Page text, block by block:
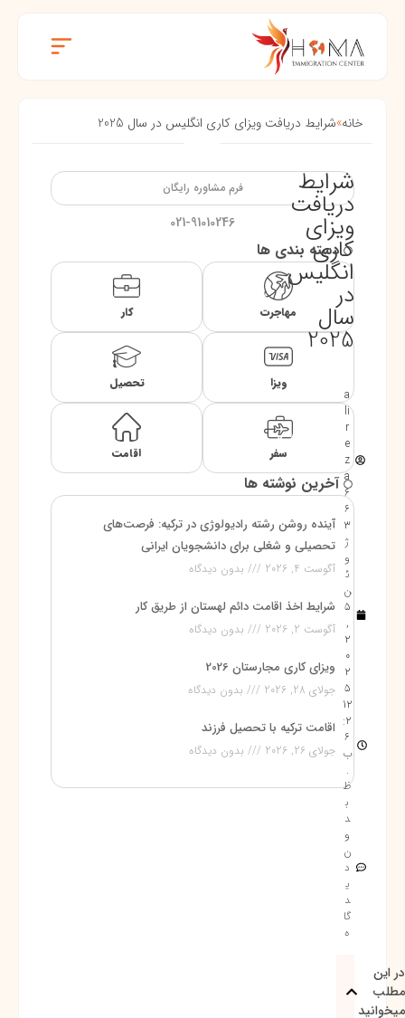
خانه»شرایط دریافت ویزای کاری انگلیس در سال 2025
شرایط
دریافت
ویزای
کاری
انگلیس
در
سال
2025
a
li
r
e
z
a
6
6
3
ژ
و
ئ
ن
5
,
2
0
2
5
12
:2
6
ب
.
ظ
ب
د
و
ن
د
ی
د
گا
ه
در این
مطلب
میخوانید
فرم مشاوره رایگان
021-91010246
دسته بندی ها
مهاجرت کار
ویزا تحصیل
سفر اقامت
آخرین نوشته ها
آینده روشن رشته رادیولوژی در ترکیه: فرصت‌های
تحصیلی و شغلی برای دانشجویان ایرانی
آگوست 4, 2026 بدون دیدگاه
شرایط اخذ اقامت دائم لهستان از طریق کار
آگوست 2, 2026 بدون دیدگاه
ویزای کاری مجارستان 2026
جولای 28, 2026 بدون دیدگاه
اقامت ترکیه با تحصیل فرزند
جولای 26, 2026 بدون دیدگاه